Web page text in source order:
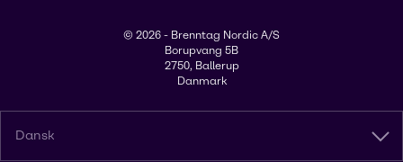
© 2026 - Brenntag Nordic A/S
Borupvang 5B
2750, Ballerup
Danmark
Dansk